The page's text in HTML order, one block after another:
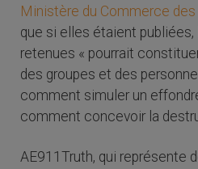
Ministère du Commerce
que si elles étaient
retenues « pourrait
des groupes et des
comment simuler un
comment concevoir la
AE911Truth, qui représente